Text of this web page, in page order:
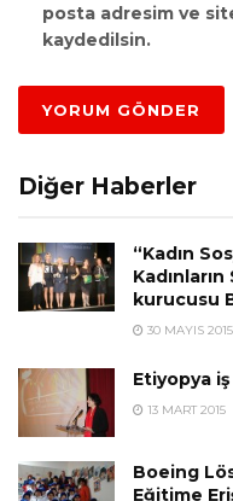
posta adresim ve
kaydedilsin.
Diğer Haberler
“Kadın
kurucusu
30 MAYIS 2015
Etiyopya
13 MART 2015
Boeing
Eğitime